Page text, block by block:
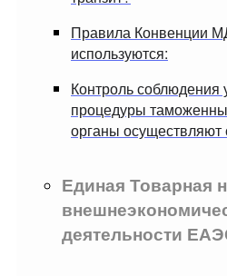
Правила Конвенции
используются:
Контроль
процедуры
органы осуществляют
Единая Товарная
деятельности